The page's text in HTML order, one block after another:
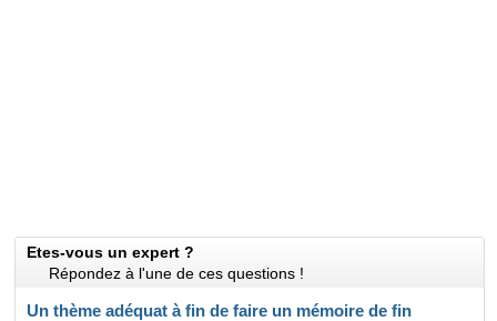
Etes-vous un expert ?
Répondez à l'une de ces questions !
Un thème adéquat à fin de faire un mémoire de fin